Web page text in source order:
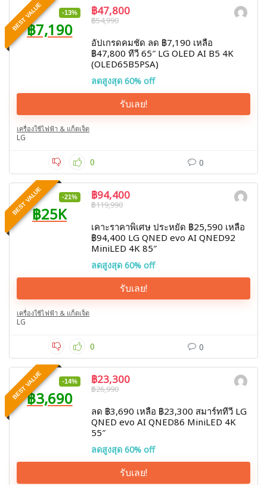
BEST VALUE -13%
฿7,190
฿47,800
฿54,990
อัปเกรดคมชัด ลด ฿7,190 เหลือ
฿47,800 ทีวี 65″ LG OLED AI B5 4K
(OLED65B5PSA)
ลดสูงสุด 60% off
รับเลย!
เครื่องใช้ไฟฟ้า & แก็ดเจ็ต
LG
0 0
BEST VALUE -21%
฿25K
฿94,400
฿119,990
เคาะราคาพิเศษ ประหยัด ฿25,590 เหลือ
฿94,400 LG QNED evo AI QNED92
MiniLED 4K 85″
ลดสูงสุด 60% off
รับเลย!
เครื่องใช้ไฟฟ้า & แก็ดเจ็ต
LG
0 0
BEST VALUE -14%
฿3,690
฿23,300
฿26,990
ลด ฿3,690 เหลือ ฿23,300 สมาร์ททีวี LG
QNED evo AI QNED86 MiniLED 4K
55″
ลดสูงสุด 60% off
รับเลย!